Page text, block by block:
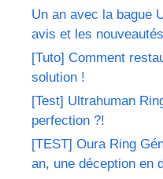
Un an avec la bague
avis et les
[Tuto] Comment
solution !
[Test] Ultrahuman
perfection ?!
[TEST] Oura Ring
an, une déception en